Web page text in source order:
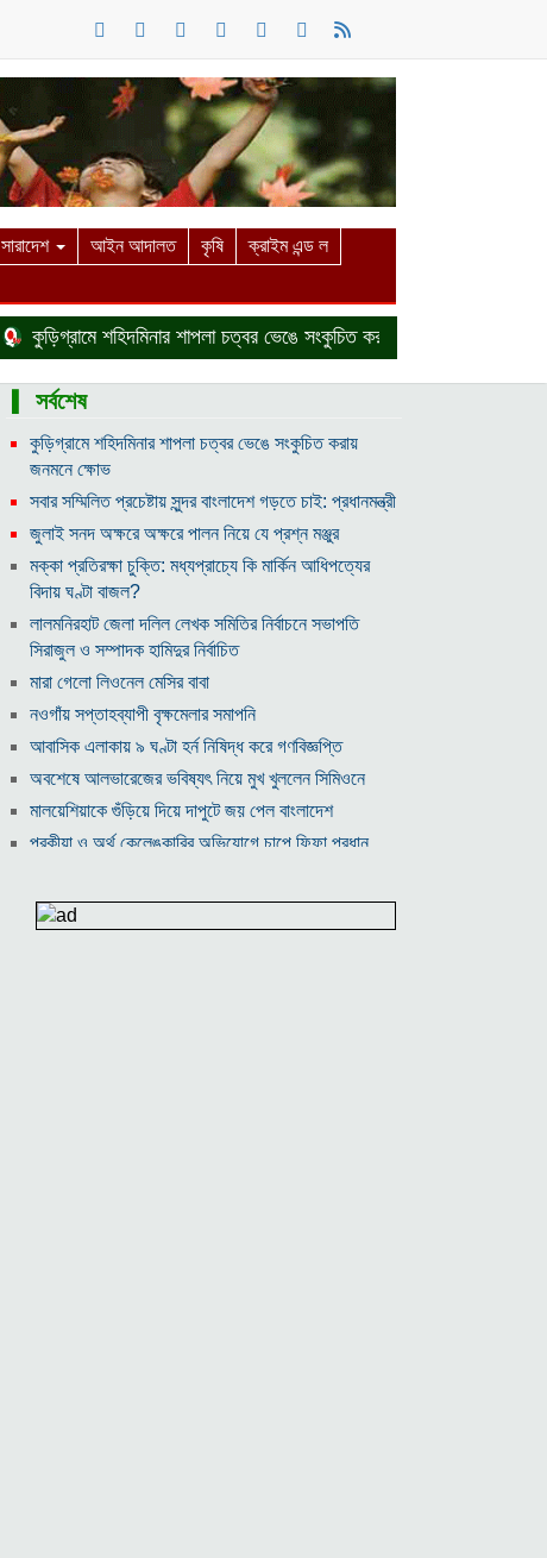
সারাদেশ আইন আদালত কৃষি
ক্রাইম এন্ড ল
কুড়িগ্রামে শহিদমিনার শাপলা চত্বর ভেঙে সংকুচিত করায় জনমনে ক্ষোভ
▎সর্বশেষ
কুড়িগ্রামে শহিদমিনার শাপলা চত্বর ভেঙে সংকুচিত করায়
জনমনে ক্ষোভ
সবার সম্মিলিত প্রচেষ্টায় সুন্দর বাংলাদেশ গড়তে চাই: প্রধানমন্ত্রী
জুলাই সনদ অক্ষরে অক্ষরে পালন নিয়ে যে প্রশ্ন মঞ্জুর
মক্কা প্রতিরক্ষা চুক্তি: মধ্যপ্রাচ্যে কি মার্কিন আধিপত্যের
বিদায় ঘণ্টা বাজল?
‎লালমনিরহাট জেলা দলিল লেখক সমিতির নির্বাচনে সভাপতি
সিরাজুল ও সম্পাদক হামিদুর নির্বাচিত
মারা গেলো লিওনেল মেসির বাবা
নওগাঁয় সপ্তাহব্যাপী বৃক্ষমেলার সমাপনি
আবাসিক এলাকায় ৯ ঘণ্টা হর্ন নিষিদ্ধ করে গণবিজ্ঞপ্তি
অবশেষে আলভারেজের ভবিষ্যৎ নিয়ে মুখ খুললেন সিমিওনে
মালয়েশিয়াকে গুঁড়িয়ে দিয়ে দাপুটে জয় পেল বাংলাদেশ
পরকীয়া ও অর্থ কেলেঙ্কারির অভিযোগে চাপে ফিফা প্রধান
নোয়াখালীতে ৯৭৯০ ইয়াবাসহ দুই পাচারকারী গ্রেপ্তার
কাজের ঘণ্টা নয়, উৎপাদনশীলতাই হোক জাতীয় সমৃদ্ধির